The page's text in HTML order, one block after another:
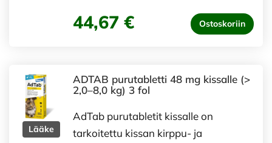
44,67 € Ostoskoriin
Lääke
ADTAB purutabletti 48 mg kissalle (>
2,0–8,0 kg) 3 fol
AdTab purutabletit kissalle on
tarkoitettu kissan kirppu- ja